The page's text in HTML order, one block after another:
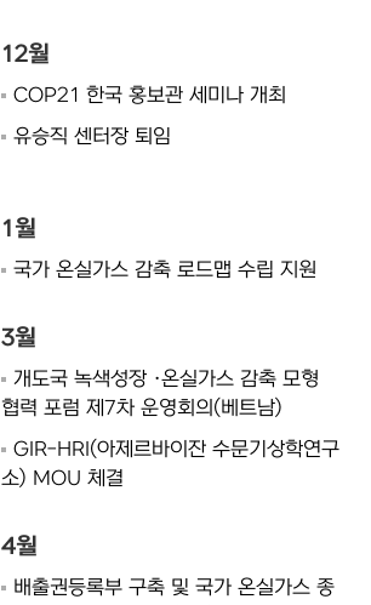
12월
COP21 한국 홍보관 세미나 개최
유승직 센터장 퇴임
1월
국가 온실가스 감축 로드맵 수립 지원
3월
개도국 녹색성장 ·온실가스 감축 모형
협력 포럼 제7차 운영회의(베트남)
GIR-HRI(아제르바이잔 수문기상학연구
소) MOU 체결
4월
배출권등록부 구축 및 국가 온실가스 종